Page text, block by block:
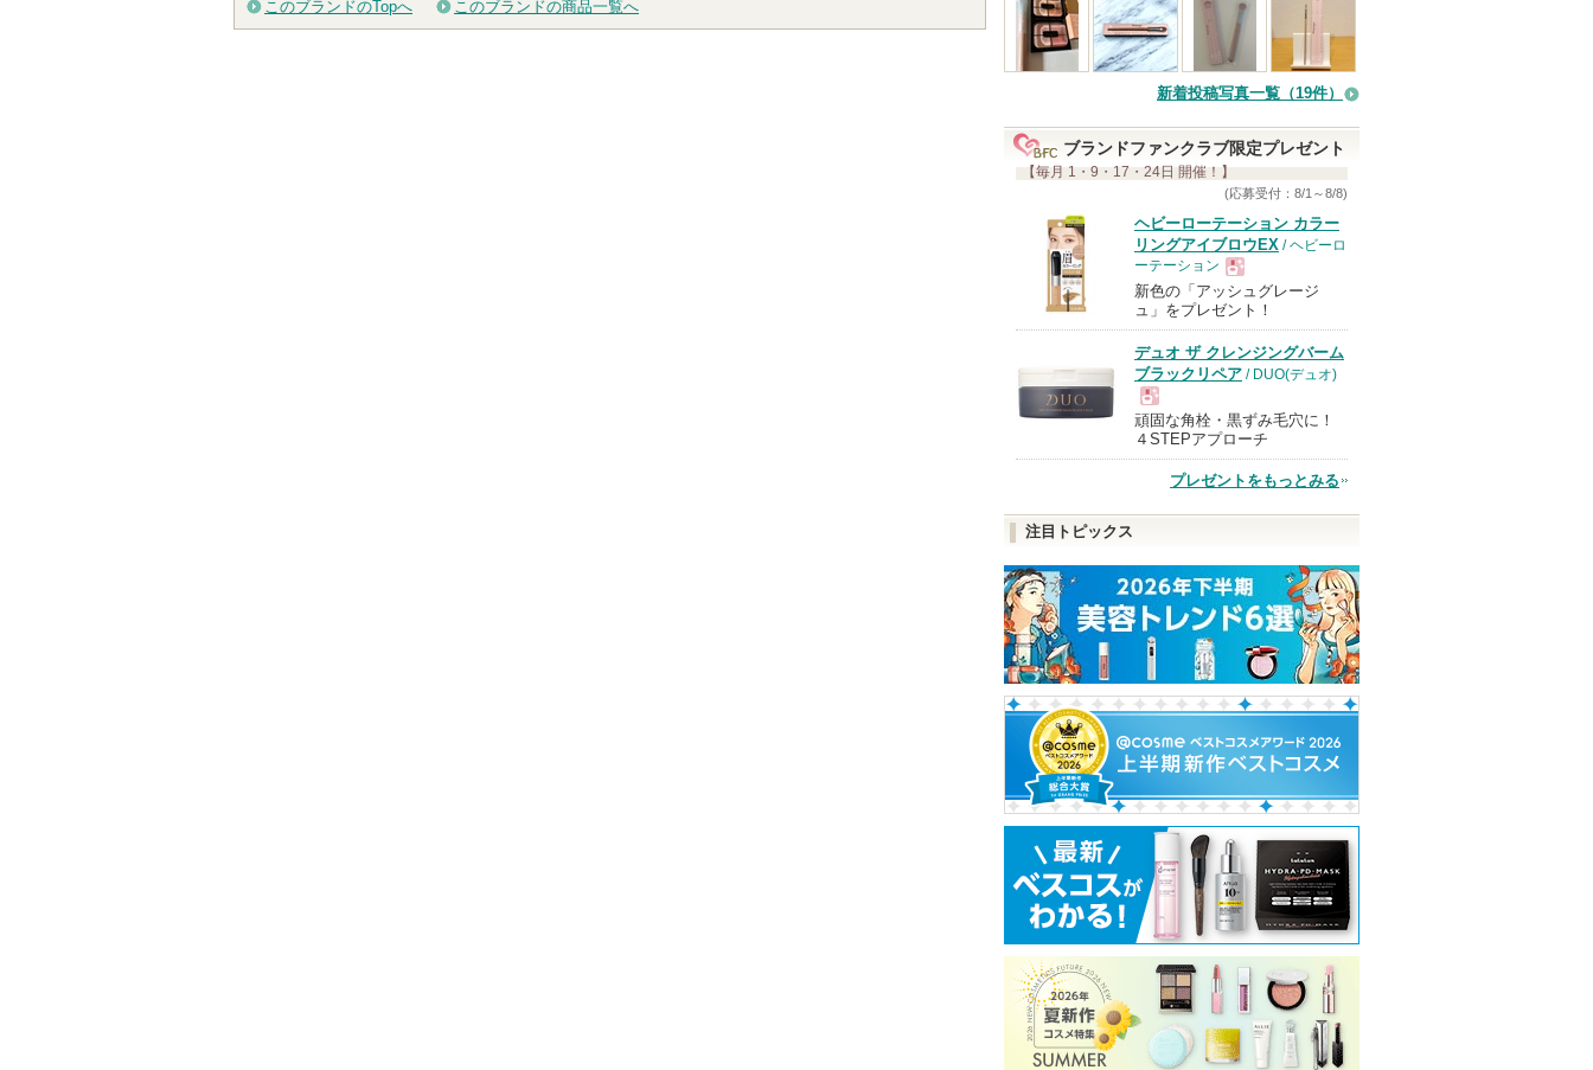
このブランドのTopへ このブランドの商品一覧へ
録
さ
て
ま
す
新着投稿写真一覧（19件）
ブランドファンクラブ限定プレゼント
【毎月 1・9・17・24日 開催！】
(応募受付：8/1～8/8)
ヘビーローテーション カラー
リングアイブロウEX / ヘビーロ
ーテーション
現
品
新色の「アッシュグレージ
ュ」をプレゼント！
デュオ ザ クレンジングバーム
ブラックリペア / DUO(デュオ)
現
頑固な角栓・黒ずみ毛穴に！
４STEPアプローチ
プレゼントをもっとみる
注目トピックス